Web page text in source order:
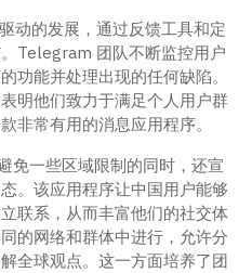
动的发展，通过反馈工具和定
Telegram 团队不断监控用户
功能并处理出现的任何缺陷。
明他们致力于满足个人用户群
非常有用的消息应用程序。
免一些区域限制的同时，还宣
。该应用程序让中国用户能够
联系，从而丰富他们的社交体
的网络和群体中进行，允许分
全球观点。这一方面培养了团